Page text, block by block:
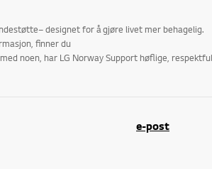
designet for å gjøre livet mer behagelig.
finner du
noen, har LG Norway Support høflige,
e-post